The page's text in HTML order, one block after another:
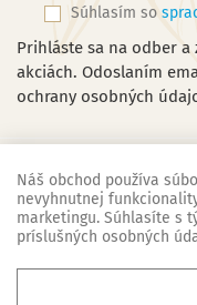
Súhlasím so
Prihláste sa na odber
akciách. Odoslaním
ochrany osobných
Náš obchod
Základné informácie
Náš obchod používa
nevyhnutnej
marketingu. Súhlasíte s
príslušných osobných